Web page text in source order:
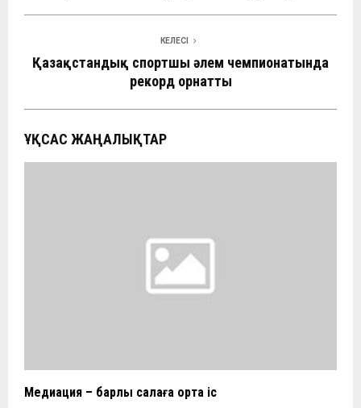
КЕЛЕСІ
Қазақстандық спортшы әлем чемпионатында
рекорд орнатты
ҰҚСАС ЖАҢАЛЫҚТАР
Медиация – барлық салаға ортақ іс